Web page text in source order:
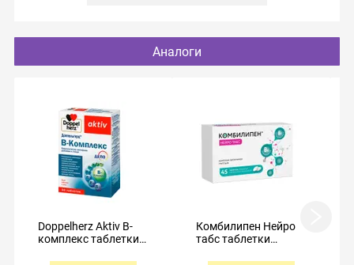
Аналоги
Doppelherz Aktiv B-
комплекс таблетки
Комбилипен Нейро
табс таблетки